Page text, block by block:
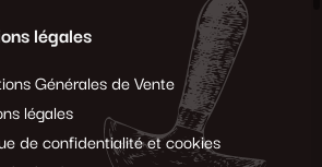
légales
Générales de Vente
légales
de confidentialité et cookies